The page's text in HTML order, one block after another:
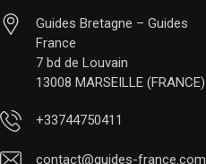
Guides Bretagne – Guides
France
7 bd de Louvain
13008 MARSEILLE (FRANCE)
+33744750411
contact@guides-france.com